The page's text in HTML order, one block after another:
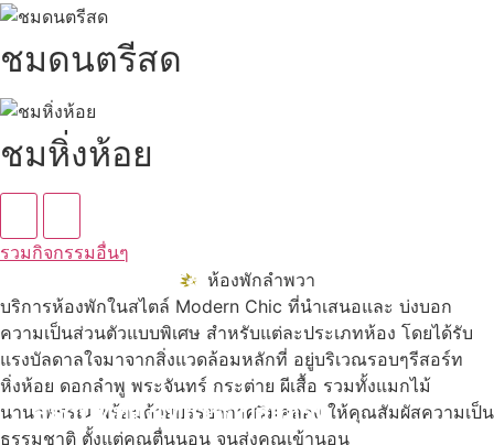
ชมดนตรีสด
ชมหิ่งห้อย
รวมกิจกรรมอื่นๆ
ห้องพักลำพวา
บริการห้องพักในสไตล์ Modern Chic ที่นำเสนอและ บ่งบอก
ความเป็นส่วนตัวแบบพิเศษ สำหรับแต่ละประเภทห้อง โดยได้รับ
แรงบัลดาลใจมาจากสิ่งแวดล้อมหลักที่ อยู่บริเวณรอบๆรีสอร์ท
หิ่งห้อย ดอกลำพู พระจันทร์ กระต่าย ผีเสื้อ รวมทั้งแมกไม้
นานาพรรณ พร้อมด้วยบรรยากาศริมคลอง ให้คุณสัมผัสความเป็น
ธรรมชาติ ตั้งแต่คุณตื่นนอน จนส่งคุณเข้านอน
สถานที่ท่องเที่ยวรอบรีสอร์ท